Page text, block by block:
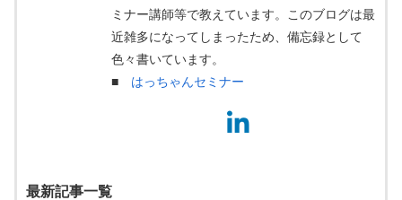
ミナー講師等で教えています。このブログは最
近雑多になってしまったため、備忘録として
色々書いています。
■ はっちゃんセミナー
最新記事一覧